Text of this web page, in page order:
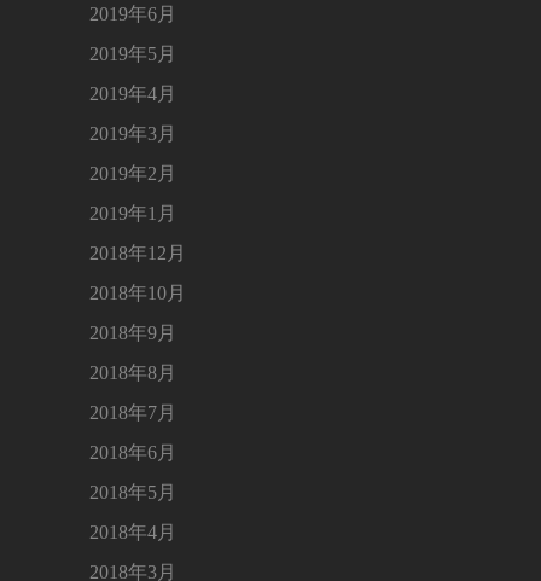
2019年6月
2019年5月
2019年4月
2019年3月
2019年2月
2019年1月
2018年12月
2018年10月
2018年9月
2018年8月
2018年7月
2018年6月
2018年5月
2018年4月
2018年3月